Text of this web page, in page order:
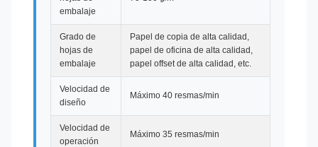
embalaje
Grado de
hojas de
embalaje
Papel de copia de alta calidad,
papel de oficina de alta calidad,
papel offset de alta calidad, etc.
Velocidad de
diseño
Máximo 40 resmas/min
Velocidad de
operación
Máximo 35 resmas/min